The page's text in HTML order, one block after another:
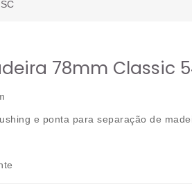
78mm Classic
e ponta para separação de